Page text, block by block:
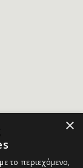
×
το περιεχόμενο,